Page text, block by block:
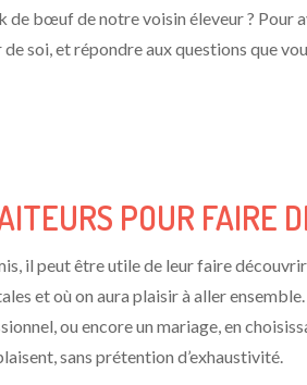
bœuf de notre voisin éleveur ?
soi, et répondre aux questions que
POUR FAIRE
il peut être utile de leur faire
et où on aura plaisir à aller
ou encore un mariage, en
sans prétention d’exhaustivité.